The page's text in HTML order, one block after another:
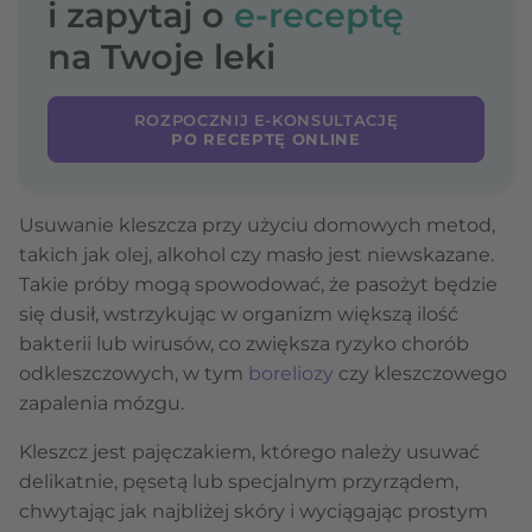
i zapytaj o e-receptę
na Twoje leki
ROZPOCZNIJ E-KONSULTACJĘ
PO RECEPTĘ ONLINE
Usuwanie kleszcza przy użyciu domowych metod,
takich jak olej, alkohol czy masło jest niewskazane.
Takie próby mogą spowodować, że pasożyt będzie
się dusił, wstrzykując w organizm większą ilość
bakterii lub wirusów, co zwiększa ryzyko chorób
odkleszczowych, w tym boreliozy czy kleszczowego
zapalenia mózgu.
Kleszcz jest pajęczakiem, którego należy usuwać
delikatnie, pęsetą lub specjalnym przyrządem,
chwytając jak najbliżej skóry i wyciągając prostym